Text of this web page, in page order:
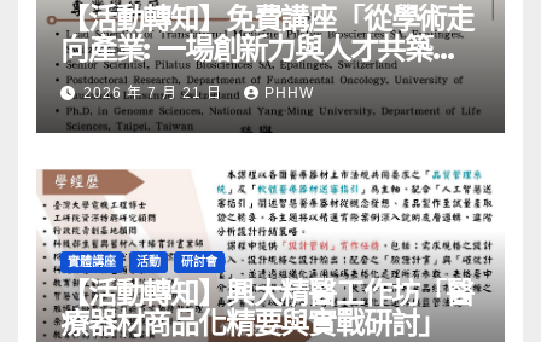
【活動轉知】免費講座「從學術走
向產業: ⼀場創新力與⼈才共築的
旅程」
2026 年 7 月 21 日 PHHW
實體講座 活動 研討會
【活動轉知】興大精醫工作坊「醫
療器材商品化精要與實戰研討」